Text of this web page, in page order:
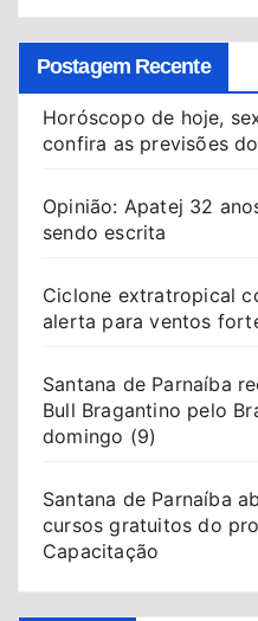
Postagem Recente
Horóscopo de hoje,
confira as previsões
Opinião: Apatej 32
sendo escrita
Ciclone extratropical
alerta para ventos
Santana de Parnaíba
Bull Bragantino pelo
domingo (9)
Santana de Parnaíba
cursos gratuitos do
Capacitação